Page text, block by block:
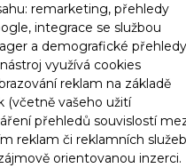
remarketing, přehledy
integrace se službou
a demografické
využívá cookies
reklam na základě
(včetně vašeho užití
přehledů souvislostí
reklam či reklamních
orientovanou inzerci.